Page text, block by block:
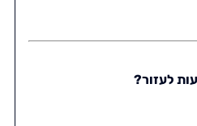
לעזור?